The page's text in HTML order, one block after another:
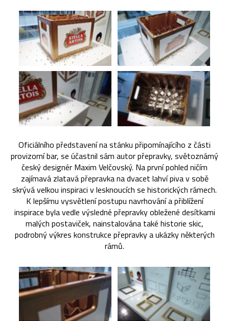
Oficiálního představení na stánku připomínajícího z části
provizorní bar, se účastnil sám autor přepravky, světoznámý
český designér Maxim Velčovský. Na první pohled ničím
zajímavá zlatavá přepravka na dvacet lahví piva v sobě
skrývá velkou inspiraci v lesknoucích se historických rámech.
K lepšímu vysvětlení postupu navrhování a přiblížení
inspirace byla vedle výsledné přepravky obležené desítkami
malých postaviček, nainstalována také historie skic,
podrobný výkres konstrukce přepravky a ukázky některých
rámů.